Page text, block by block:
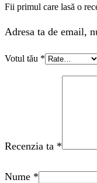
Fii primul care lasă o
Adresa ta de email,
Votul tău *
Recenzia ta *
Nume *